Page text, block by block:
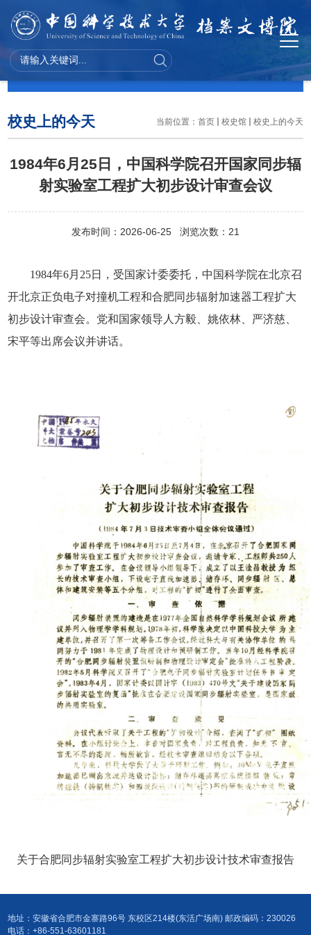
校史馆
校史上的今天 当前位置： 首页 校史馆 校史上的今天
1984年6月25日，中国科学院召开国家同步辐
射实验室工程扩大初步设计审查会议
发布时间：2026-06-25 浏览次数： 21
1984年6月25日，受国家计委委托，中国科学院在北京召
开北京正负电子对撞机工程和合肥同步辐射加速器工程扩大
初步设计审查会。党和国家领导人方毅、姚依林、严济慈、
宋平等出席会议并讲话。
关于合肥同步辐射实验室工程扩大初步设计技术审查报告
地址：安徽省合肥市金寨路96号 东校区214楼(东活广场南) 邮政编码：230026
电话：+86-551-63601181